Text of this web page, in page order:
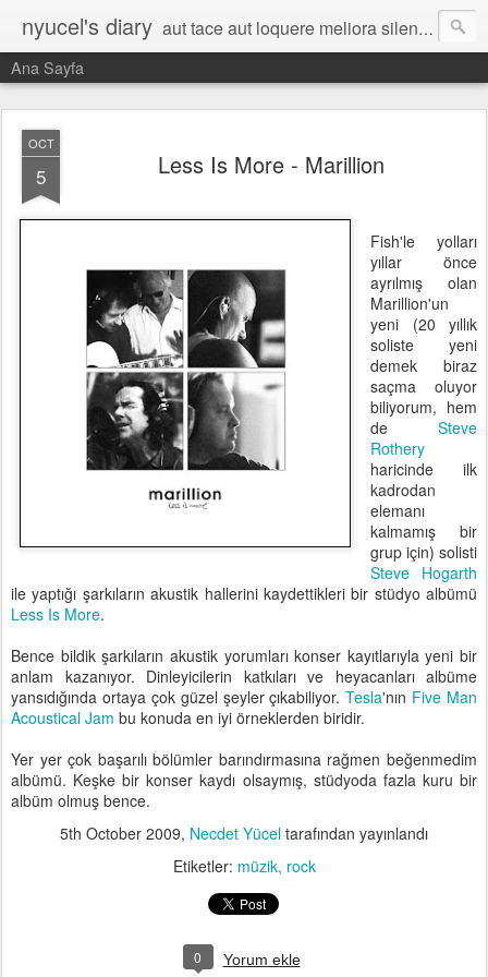
nyucel's diary aut tace aut loquere meliora silentio
Ana Sayfa
OCT
5 Less Is More - Marillion
Fish'le yolları
yıllar önce
ayrılmış olan
Marillion'un
yeni (20 yıllık
soliste yeni
demek biraz
saçma oluyor
biliyorum, hem
de Steve
Rothery
haricinde ilk
kadrodan
elemanı
kalmamış bir
grup için) solisti
Steve Hogarth
ile yaptığı şarkıların akustik hallerini kaydettikleri bir stüdyo albümü
Less Is More.
Bence bildik şarkıların akustik yorumları konser kayıtlarıyla yeni bir
anlam kazanıyor. Dinleyicilerin katkıları ve heyacanları albüme
yansıdığında ortaya çok güzel şeyler çıkabiliyor.Tesla'nın Five Man
Acoustical Jam bu konuda en iyi örneklerden biridir.
Yer yer çok başarılı bölümler barındırmasına rağmen beğenmedim
albümü. Keşke bir konser kaydı olsaymış, stüdyoda fazla kuru bir
albüm olmuş bence.
5th October 2009, Necdet Yücel tarafından yayınlandı
Etiketler: müzik rock
0 Yorum ekle